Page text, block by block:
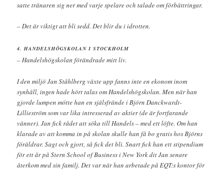
satte tränaren sig ner med varje spelare och talade om förbättringar.
– Det är viktigt att bli sedd. Det blir du i idrotten.
4. HANDELSHÖGSKOLAN I STOCKHOLM
– Handelshögskolan förändrade mitt liv.
I den miljö Jan Ståhlberg växte upp fanns inte en ekonom inom
synhåll, ingen hade hört talas om Handelshögskolan. Men när han
gjorde lumpen mötte han en själsfrände i Björn Danckwardt-
Lillieström som var lika intresserad av aktier (de är fortfarande
vänner). Jan fick rådet att söka till Handels – med ett löfte. Om han
klarade av att komma in på skolan skulle han få bo gratis hos Björns
föräldrar. Sagt och gjort, så fick det bli. Snart fick han ett stipendium
för ett år på Stern School of Business i New York dit Jan senare
återkom med sin familj. Det var när han arbetade på EQT:s kontor för